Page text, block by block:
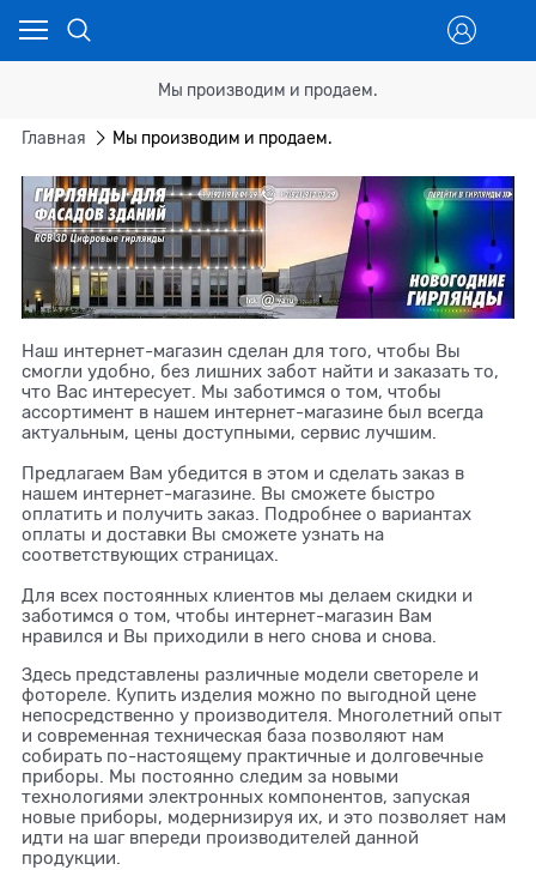
Мы производим и продаем.
Главная Мы производим и продаем.
Наш интернет-магазин сделан для того, чтобы Вы
смогли удобно, без лишних забот найти и заказать то,
что Вас интересует. Мы заботимся о том, чтобы
ассортимент в нашем интернет-магазине был всегда
актуальным, цены доступными, сервис лучшим.
Предлагаем Вам убедится в этом и сделать заказ в
нашем интернет-магазине. Вы сможете быстро
оплатить и получить заказ. Подробнее о вариантах
оплаты и доставки Вы сможете узнать на
соответствующих страницах.
Для всех постоянных клиентов мы делаем скидки и
заботимся о том, чтобы интернет-магазин Вам
нравился и Вы приходили в него снова и снова.
Здесь представлены различные модели светореле и
фотореле. Купить изделия можно по выгодной цене
непосредственно у производителя. Многолетний опыт
и современная техническая база позволяют нам
собирать по-настоящему практичные и долговечные
приборы. Мы постоянно следим за новыми
технологиями электронных компонентов, запуская
новые приборы, модернизируя их, и это позволяет нам
идти на шаг впереди производителей данной
продукции.